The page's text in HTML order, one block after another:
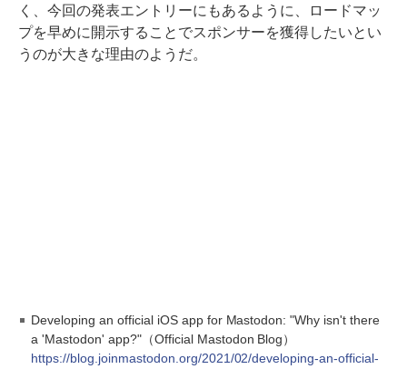
く、今回の発表エントリーにもあるように、ロードマッ
プを早めに開示することでスポンサーを獲得したいとい
うのが大きな理由のようだ。
Developing an official iOS app for Mastodon: "Why isn't there
a 'Mastodon' app?"（Official Mastodon Blog）
https://blog.joinmastodon.org/2021/02/developing-an-official-